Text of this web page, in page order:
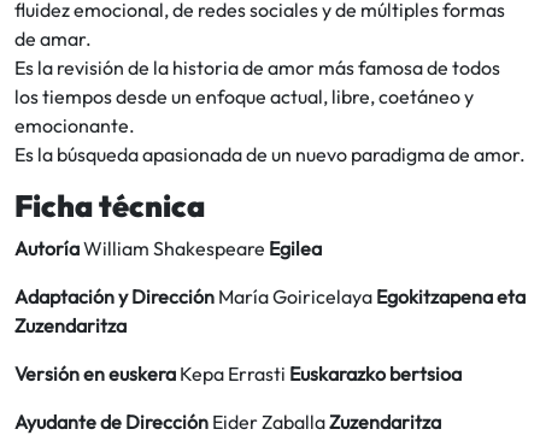
fluidez emocional, de redes sociales y de múltiples formas
de amar.
Es la revisión de la historia de amor más famosa de todos
los tiempos desde un enfoque actual, libre, coetáneo y
emocionante.
Es la búsqueda apasionada de un nuevo paradigma de amor.
Ficha técnica
AutoríaWilliam Shakespeare Egilea
Adaptación y Dirección María Goiricelaya Egokitzapena eta
Zuzendaritza
Versión en euskera Kepa Errasti Euskarazko bertsioa
Ayudante de Dirección Eider ZaballaZuzendaritza